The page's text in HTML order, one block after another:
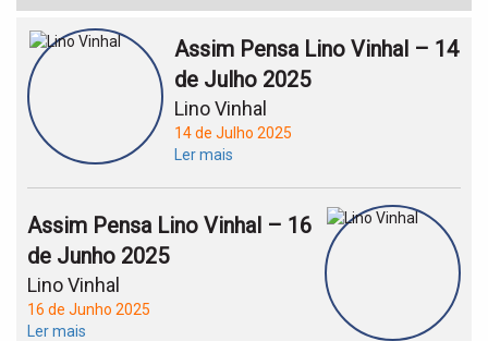
Assim Pensa Lino Vinhal – 14
de Julho 2025
Lino Vinhal
14 de Julho 2025
Ler mais
Assim Pensa Lino Vinhal – 16
de Junho 2025
Lino Vinhal
16 de Junho 2025
Ler mais